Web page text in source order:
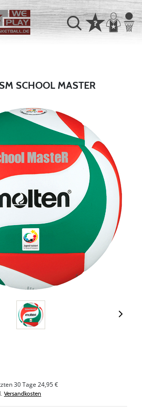
SCHOOL MASTER
30 Tage 24,95 €
Versandkosten